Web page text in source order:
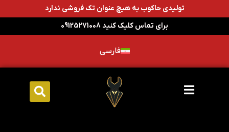
تولیدی حاکوب به هیچ عنوان تک فروشی ندارد
برای تماس کلیک کنید 09125271008
فارسی